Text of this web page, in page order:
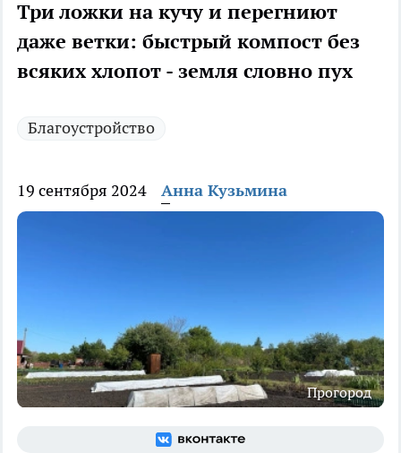
Три ложки на кучу и перегниют
даже ветки: быстрый компост без
всяких хлопот - земля словно пух
Благоустройство
19 сентября 2024 Анна Кузьмина
Прогород